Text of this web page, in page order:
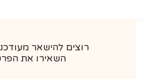
רוצים להישאר מעודכנים
השאירו את הפרטים